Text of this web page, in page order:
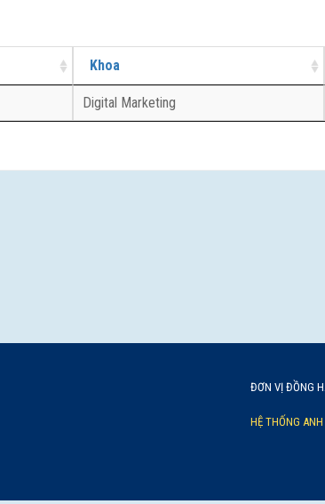
Khoa
Digital Marketing
ĐƠN VỊ ĐỒNG
HỆ THỐNG